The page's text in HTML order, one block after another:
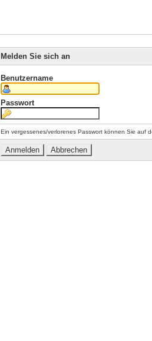
Melden Sie sich an
Benutzername
Passwort
Ein vergessenes/verlorenes Passwort können Sie auf